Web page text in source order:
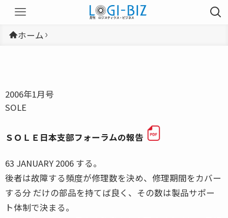
ホーム
2006年1月号
SOLE
ＳＯＬＥ日本支部フォーラムの報告
63 JANUARY 2006 する。
後者は故障する頻度が修理数を決め、修理期間をカバー
する分 だけの部品を持てば良く、その数は製品サポー
ト体制で決まる。